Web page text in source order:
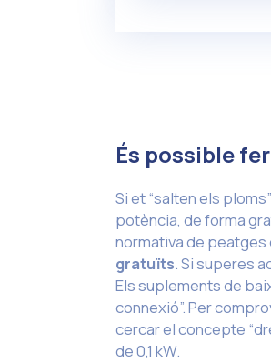
És possible
Si et “salten els
potència, de forma
normativa de peatges
gratuïts. Si superes
Els suplements de
connexió”. Per
cercar el concepte
de 0,1 kW.